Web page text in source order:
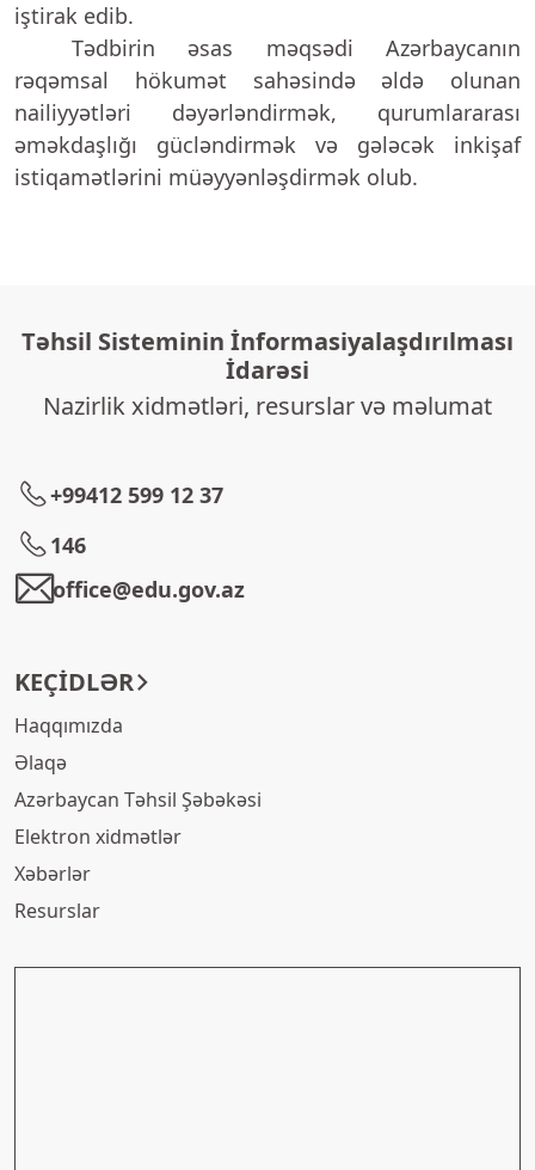
iştirak edib.
Tədbirin əsas məqsədi Azərbaycanın
rəqəmsal hökumət sahəsində əldə olunan
nailiyyətləri dəyərləndirmək, qurumlararası
əməkdaşlığı gücləndirmək və gələcək inkişaf
istiqamətlərini müəyyənləşdirmək olub.
Təhsil Sisteminin İnformasiyalaşdırılması
İdarəsi
Nazirlik xidmətləri, resurslar və məlumat
+99412 599 12 37
146
office@edu.gov.az
KEÇIDLƏR
Haqqımızda
Əlaqə
Azərbaycan Təhsil Şəbəkəsi
Elektron xidmətlər
Xəbərlər
Resurslar